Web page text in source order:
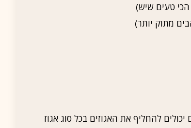
להחליף את האגוזים בכל סוג אגוז